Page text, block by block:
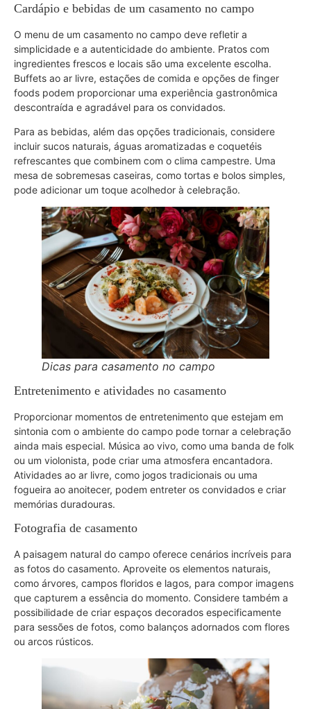
Cardápio e bebidas de um casamento no campo
O menu de um casamento no campo deve refletir a
simplicidade e a autenticidade do ambiente. Pratos com
ingredientes frescos e locais são uma excelente escolha.
Buffets ao ar livre, estações de comida e opções de finger
foods podem proporcionar uma experiência gastronômica
descontraída e agradável para os convidados.
Para as bebidas, além das opções tradicionais, considere
incluir sucos naturais, águas aromatizadas e coquetéis
refrescantes que combinem com o clima campestre. Uma
mesa de sobremesas caseiras, como tortas e bolos simples,
pode adicionar um toque acolhedor à celebração.
Dicas para casamento no campo
Entretenimento e atividades no casamento
Proporcionar momentos de entretenimento que estejam em
sintonia com o ambiente do campo pode tornar a celebração
ainda mais especial. Música ao vivo, como uma banda de folk
ou um violonista, pode criar uma atmosfera encantadora.
Atividades ao ar livre, como jogos tradicionais ou uma
fogueira ao anoitecer, podem entreter os convidados e criar
memórias duradouras.
Fotografia de casamento
A paisagem natural do campo oferece cenários incríveis para
as fotos do casamento. Aproveite os elementos naturais,
como árvores, campos floridos e lagos, para compor imagens
que capturem a essência do momento. Considere também a
possibilidade de criar espaços decorados especificamente
para sessões de fotos, como balanços adornados com flores
ou arcos rústicos.